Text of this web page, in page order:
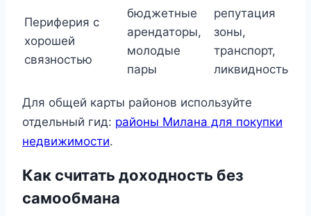
Периферия с
хорошей
связностью
бюджетные
арендаторы,
молодые
пары
репутация
зоны,
транспорт,
ликвидность
Для общей карты районов используйте
отдельный гид: районы Милана для покупки
недвижимости.
Как считать доходность без
самообмана